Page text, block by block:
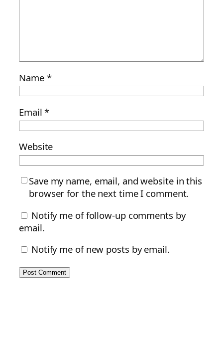
Name *
Email*
Website
Save my name, email, and website in this
browser for the next time I comment.
Notify me of follow-up comments by
email.
Notify me of new posts by email.